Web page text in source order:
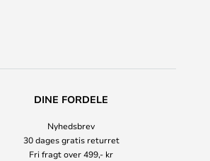
DINE FORDELE
Nyhedsbrev
30 dages gratis returret
Fri fragt over 499,- kr